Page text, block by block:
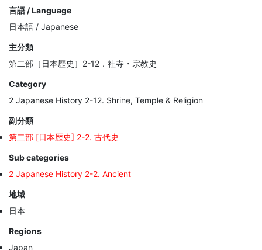
言語 / Language
日本語 / Japanese
主分類
第二部［日本歴史］2-12．社寺・宗教史
Category
2 Japanese History 2-12. Shrine, Temple & Religion
副分類
第二部 [日本歴史] 2-2. 古代史
Sub categories
2 Japanese History 2-2. Ancient
地域
日本
Regions
Japan